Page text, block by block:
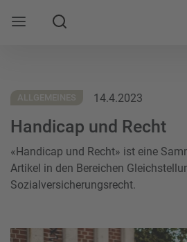
Mobile Navigation öffnen
Suche
ALLGEMEINES 14.4.2023
Handicap und Recht
«Handicap und Recht» ist eine
Artikel in den Bereichen
Sozialversicherungsrecht.